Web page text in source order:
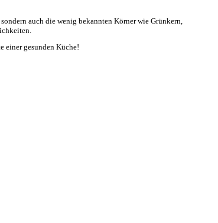
auch die wenig bekannten Körner wie Grünkern,
einer gesunden Küche!